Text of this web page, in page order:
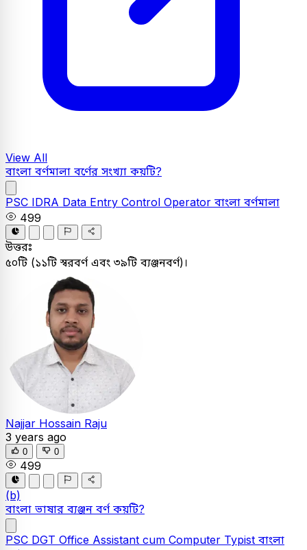
View All
বাংলা বর্ণমালা বর্ণের সংখ্যা কয়টি?
PSC IDRA Data Entry Control Operator বাংলা বর্ণমালা
499
উত্তরঃ
৫০টি (১১টি স্বরবর্ণ এবং ৩৯টি ব্যঞ্জনবর্ণ)।
Najjar Hossain Raju
3 years ago
0 0
499
(b)
বাংলা ভাষার ব্যঞ্জন বর্ণ কয়টি?
PSC DGT Office Assistant cum Computer Typist বাংলা